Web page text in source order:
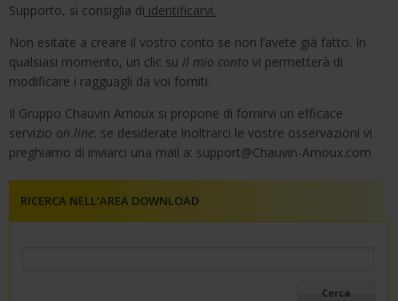
Supporto, si consiglia di identificarvi.
Non esitate a creare il vostro conto se non l’avete già fatto. In
qualsiasi momento, un clic su Il mio conto vi permetterà di
modificare i ragguagli da voi forniti.
Il Gruppo Chauvin Arnoux si propone di fornirvi un efficace
servizio on line; se desiderate inoltrarci le vostre osservazioni vi
preghiamo di inviarci una mail a: support@Chauvin-Arnoux.com
RICERCA NELL'AREA DOWNLOAD